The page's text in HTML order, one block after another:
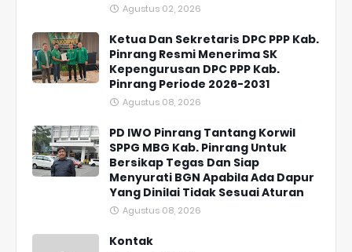
Agustus 02, 2026
Ketua Dan Sekretaris DPC PPP Kab.
Pinrang Resmi Menerima SK
Kepengurusan DPC PPP Kab.
Pinrang Periode 2026-2031
Agustus 08, 2026
PD IWO Pinrang Tantang Korwil
SPPG MBG Kab. Pinrang Untuk
Bersikap Tegas Dan Siap
Menyurati BGN Apabila Ada Dapur
Yang Dinilai Tidak Sesuai Aturan
Agustus 08, 2026
Kontak